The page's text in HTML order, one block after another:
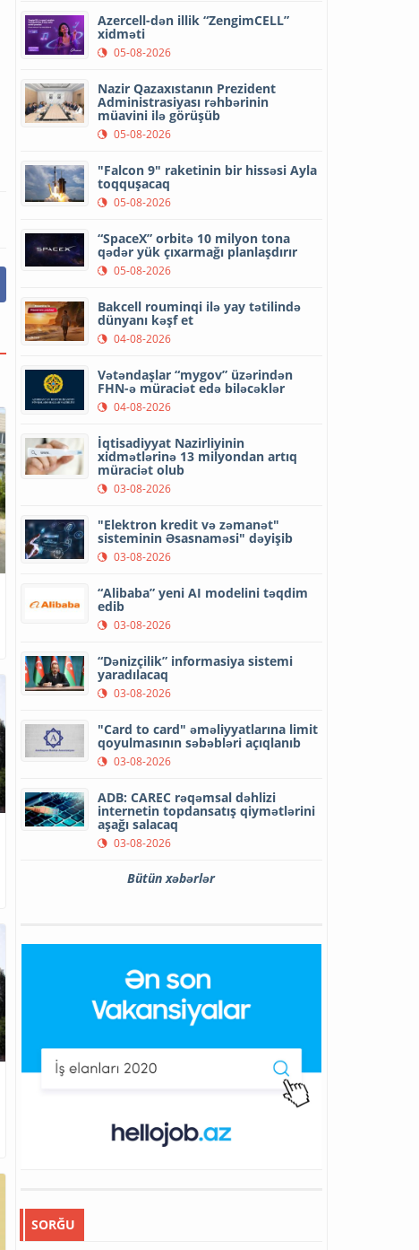
Azercell-dən illik “ZengimCELL”
xidməti
05-08-2026
Nazir Qazaxıstanın Prezident
Administrasiyası rəhbərinin
müavini ilə görüşüb
05-08-2026
"Falcon 9" raketinin bir hissəsi Ayla
toqquşacaq
05-08-2026
“SpaceX” orbitə 10 milyon tona
qədər yük çıxarmağı planlaşdırır
05-08-2026
Bakcell rouminqi ilə yay tətilində
dünyanı kəşf et
04-08-2026
Vətəndaşlar “mygov” üzərindən
FHN-ə müraciət edə biləcəklər
04-08-2026
İqtisadiyyat Nazirliyinin
xidmətlərinə 13 milyondan artıq
müraciət olub
03-08-2026
"Elektron kredit və zəmanət"
sisteminin Əsasnaməsi" dəyişib
03-08-2026
“Alibaba” yeni AI modelini təqdim
edib
03-08-2026
“Dənizçilik” informasiya sistemi
yaradılacaq
03-08-2026
"Card to card" əməliyyatlarına limit
qoyulmasının səbəbləri açıqlanıb
03-08-2026
ADB: CAREC rəqəmsal dəhlizi
internetin topdansatış qiymətlərini
aşağı salacaq
03-08-2026
Bütün xəbərlər
SORĞU